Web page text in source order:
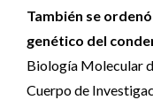
También se
genético del
Biología Molecular
Cuerpo de